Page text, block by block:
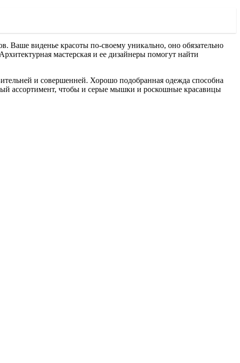
Ваше виденье красоты по-своему уникально, оно обязательно
мастерская и ее дизайнеры помогут найти
и совершенней. Хорошо подобранная одежда способна
ассортимент, чтобы и серые мышки и роскошные красавицы